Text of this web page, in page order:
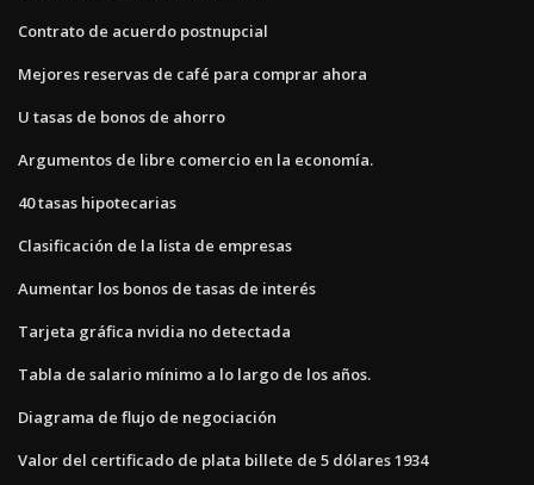
Contrato de acuerdo postnupcial
Mejores reservas de café para comprar ahora
U tasas de bonos de ahorro
Argumentos de libre comercio en la economía.
40 tasas hipotecarias
Clasificación de la lista de empresas
Aumentar los bonos de tasas de interés
Tarjeta gráfica nvidia no detectada
Tabla de salario mínimo a lo largo de los años.
Diagrama de flujo de negociación
Valor del certificado de plata billete de 5 dólares 1934